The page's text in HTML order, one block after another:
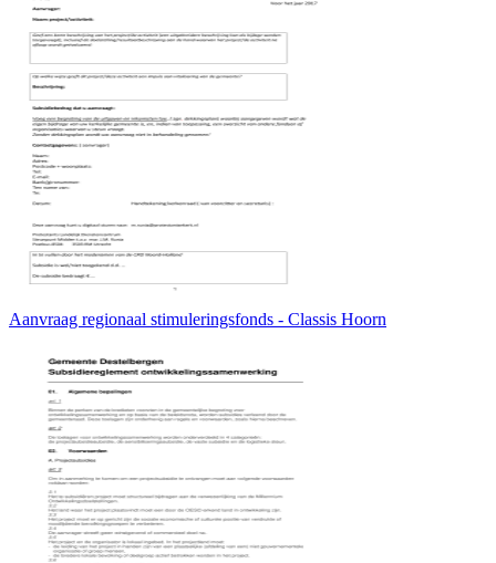
Aanvraag regionaal stimuleringsfonds - Classis Hoorn